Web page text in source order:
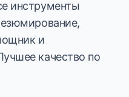
инструменты
и
качество по